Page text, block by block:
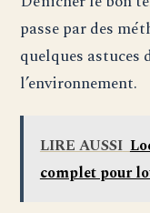
passe par des
quelques astuces
l’environnement.
LIRE AUSSI
complet pour